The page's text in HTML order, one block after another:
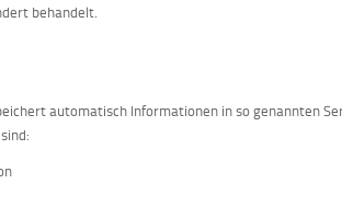
behandelt.
automatisch Informationen in so genannten